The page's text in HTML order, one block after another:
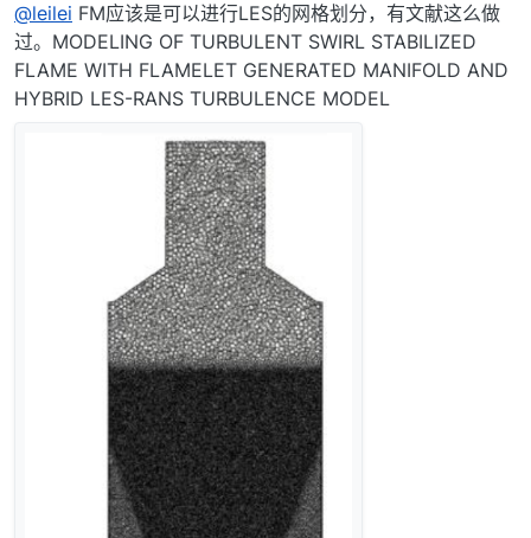
@leilei FM应该是可以进行LES的网格划分，有文献这么做
过。MODELING OF TURBULENT SWIRL STABILIZED
FLAME WITH FLAMELET GENERATED MANIFOLD AND
HYBRID LES-RANS TURBULENCE MODEL